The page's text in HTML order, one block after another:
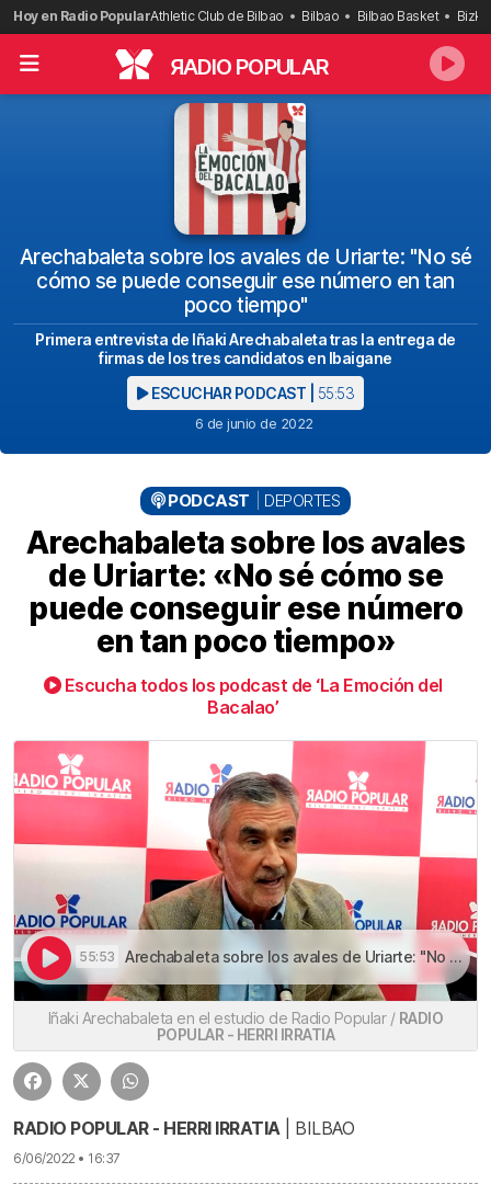
Saltar
al
contenido
Hoy en Radio PopularAthletic Club de Bilbao Bilbao Bilbao Basket
RADIO POPULAR
Arechabaleta sobre los avales de Uriarte: "No sé
cómo se puede conseguir ese número en tan
poco tiempo"
Primera entrevista de Iñaki Arechabaleta tras la entrega de
firmas de los tres candidatos en Ibaigane
ESCUCHAR PODCAST | 55:53
6 de junio de 2022
PODCAST DEPORTES
Arechabaleta sobre los avales
de Uriarte: «No sé cómo se
puede conseguir ese número
en tan poco tiempo»
Escucha todos los podcast de ‘La Emoción del
Bacalao’
55:53 Arechabaleta sobre los avales de Uriarte: "No sé cómo se puede conseguir ese número en tan poco tiempo" | Arechabaleta sobre los avales de Uriarte: «No sé cómo se puede conseguir ese número en tan poco tiempo»
Iñaki Arechabaleta en el estudio de Radio Popular / RADIO
POPULAR - HERRI IRRATIA
RADIO POPULAR - HERRI IRRATIA| BILBAO
6/06/2022 • 16:37